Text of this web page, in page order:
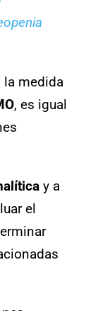
la medida
, es igual
y a
el